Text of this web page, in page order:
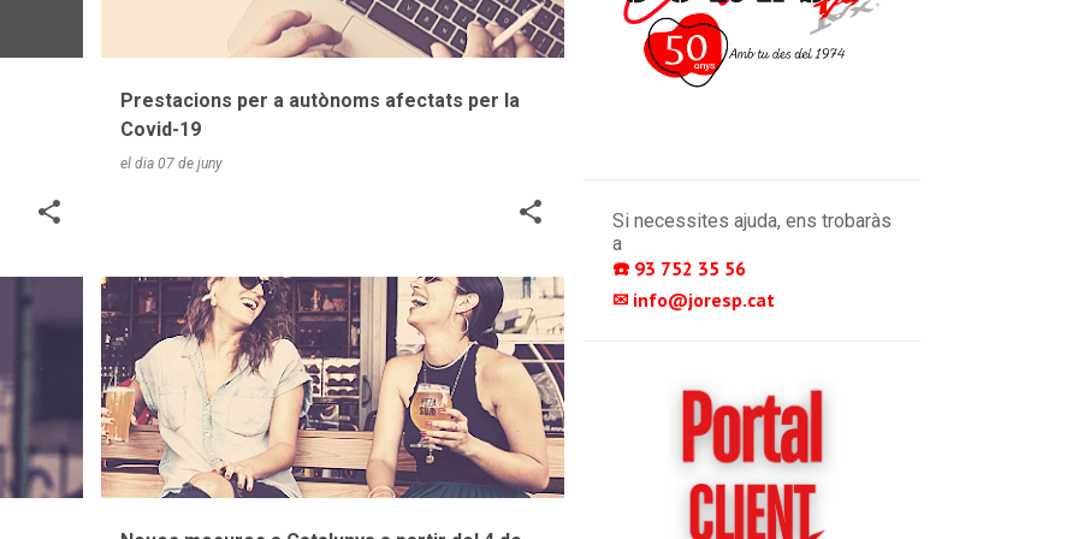
Prestacions per a autònoms afectats per la
Covid-19
el dia 07 de juny
COVID-19 EMPRESA TAXINFORMA
Si necessites ajuda, ens trobaràs
a
☎️ 93 752 35 56
✉ info@joresp.cat